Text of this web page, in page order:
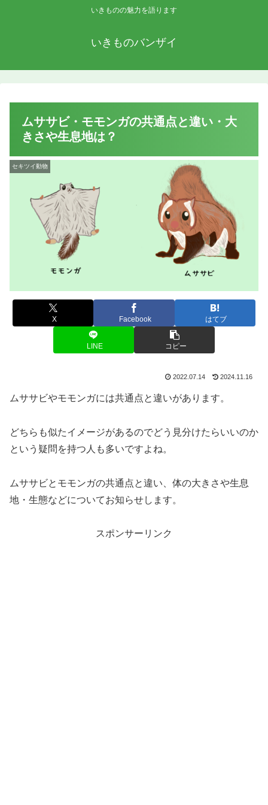
いきものの魅力を語ります
いきものバンザイ
ムササビ・モモンガの共通点と違い・大
きさや生息地は？
セキツイ動物
X Facebook はてブ
LINE コピー
2022.07.14 2024.11.16
ムササビやモモンガには共通点と違いがあります。
どちらも似たイメージがあるのでどう見分けたらいいのか
という疑問を持つ人も多いですよね。
ムササビとモモンガの共通点と違い、体の大きさや生息
地・生態などについてお知らせします。
スポンサーリンク